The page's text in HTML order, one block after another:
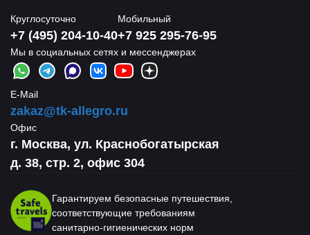
Круглосуточно
+7 (495) 204-10-40
Мобильный
+7 925 295-76-95
Мы в социальных сетях и мессенджерах
E-Mail
zakaz@tk-allegro.ru
Офис
г. Москва, ул. Краснобогатырская
д. 38, стр. 2, офис 304
Гарантируем безопасные путешествия,
соответствующие требованиям
санитарно-гигиенических норм